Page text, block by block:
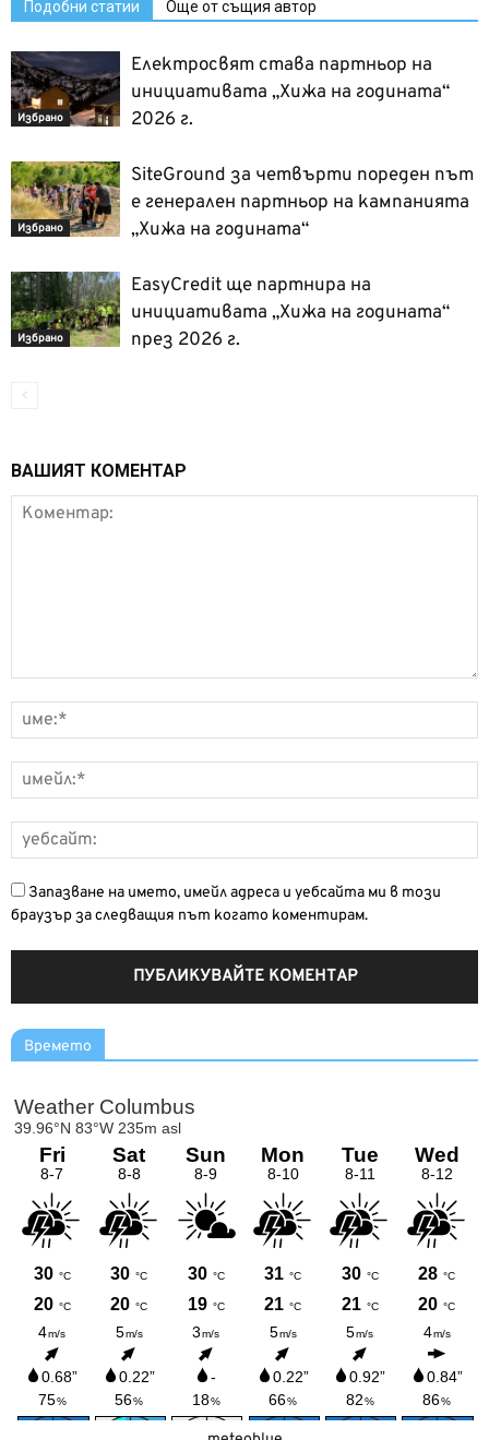
Подобни статии Още от същия автор
Избрано
Електросвят става партньор на
инициативата „Хижа на годината“
2026 г.
Избрано
SiteGround за четвърти пореден път
е генерален партньор на кампанията
„Хижа на годината“
Избрано
EasyCredit ще партнира на
инициативата „Хижа на годината“
през 2026 г.
ВАШИЯТ КОМЕНТАР
Запазване на името, имейл адреса и уебсайта ми в този
браузър за следващия път когато коментирам.
Времето